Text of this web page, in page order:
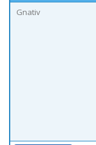
Gnativ